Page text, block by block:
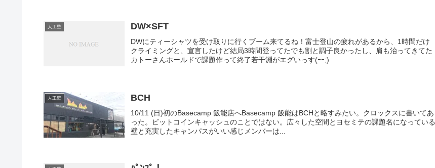
人工壁 DW×SFT
DWにティーシャツを受け取りに行くブーム来てるね！富士登山の疲れがあるから、1時間だけ
クライミングと、宣言したけど結局3時間登ってたでも割と調子良かったし、肩も治ってきてた
カトーさんホールドで課題作って終了若干淵がエグいっす(ｰｰ;)
人工壁 BCH
10/11 (日)初のBasecamp 飯能店へBasecamp 飯能はBCHと略すみたい。クロックスに書いてあ
った。ビットコインキャッシュのことではない。広々した空間とヨセミテの課題名になっている
壁と充実したキャンパスがいい感じメンバーは...